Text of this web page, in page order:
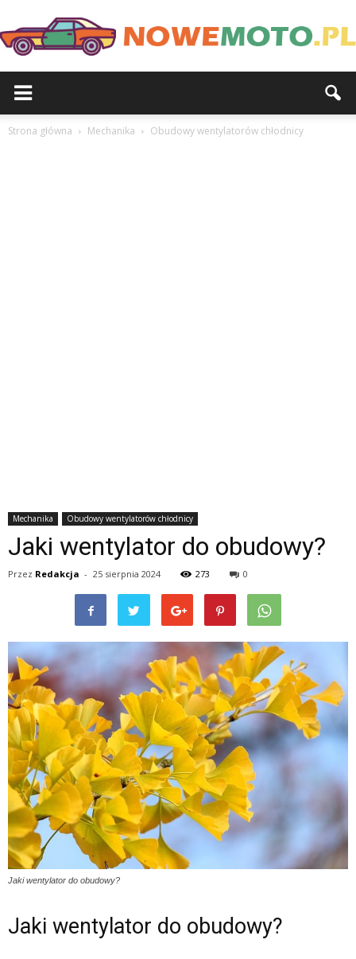
Strona główna Mechanika Obudowy wentylatorów chłodnicy
Mechanika Obudowy wentylatorów chłodnicy
Jaki wentylator do obudowy?
Przez Redakcja - 25 sierpnia 2024 273 0
Jaki wentylator do obudowy?
Jaki wentylator do obudowy?